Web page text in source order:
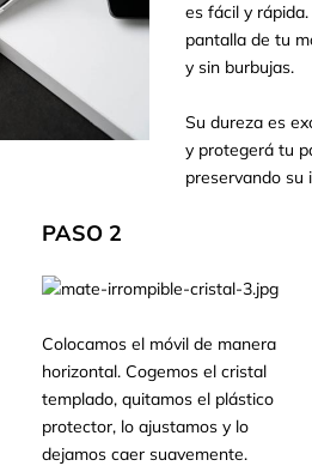
es fácil y
pantalla de tu
y sin burbujas.
Su dureza es
y protegerá tu
preservando su
PASO 2
Colocamos el móvil de manera
horizontal. Cogemos el cristal
templado, quitamos el plástico
protector, lo ajustamos y lo
dejamos caer suavemente.